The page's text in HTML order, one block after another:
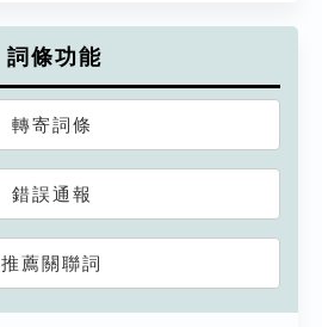
詞條功能
轉寄詞條
錯誤通報
推薦關聯詞